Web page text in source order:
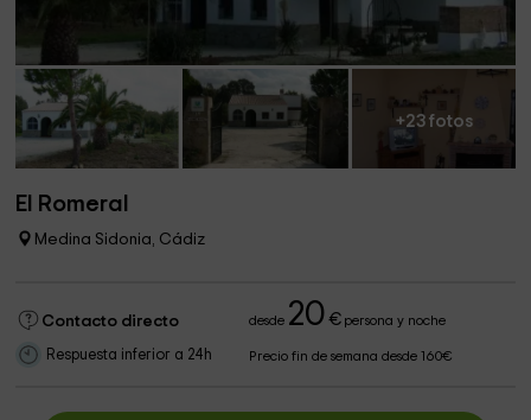
+23 fotos
El Romeral
Medina Sidonia, Cádiz
Contacto directo desde 20 €persona y noche
Respuesta inferior a 24h Precio fin de semana desde 160€